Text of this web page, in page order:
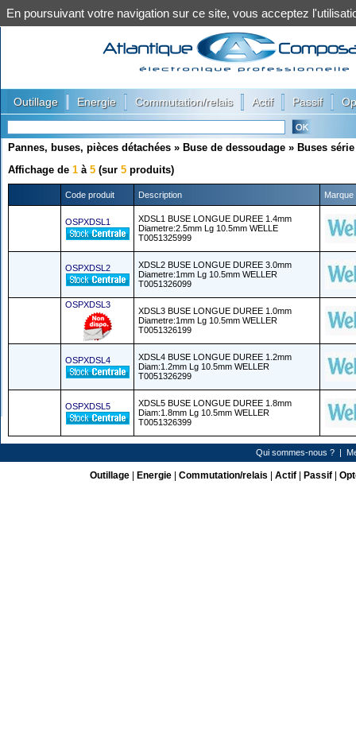
Outillage Energie Commutation/relais Actif Passif
Pannes, buses, pièces détachées » Buse de dessoudage » Buses
Affichage de 1 à 5 (sur 5 produits)
Code produit Description Marque
OSPXDSL1
XDSL1 BUSE LONGUE DUREE 1.4mm
Diametre:2.5mm Lg 10.5mm WELLE
T0051325999
OSPXDSL2
XDSL2 BUSE LONGUE DUREE 3.0mm
Diametre:1mm Lg 10.5mm WELLER
T0051326099
OSPXDSL3
XDSL3 BUSE LONGUE DUREE 1.0mm
Diametre:1mm Lg 10.5mm WELLER
T0051326199
OSPXDSL4
XDSL4 BUSE LONGUE DUREE 1.2mm
Diam:1.2mm Lg 10.5mm WELLER
T0051326299
OSPXDSL5
XDSL5 BUSE LONGUE DUREE 1.8mm
Diam:1.8mm Lg 10.5mm WELLER
T0051326399
Qui sommes-nous ? |
Outillage| Energie| Commutation/relais Actif| Passif|
En poursuivant votre navigation sur ce site, vous acceptez